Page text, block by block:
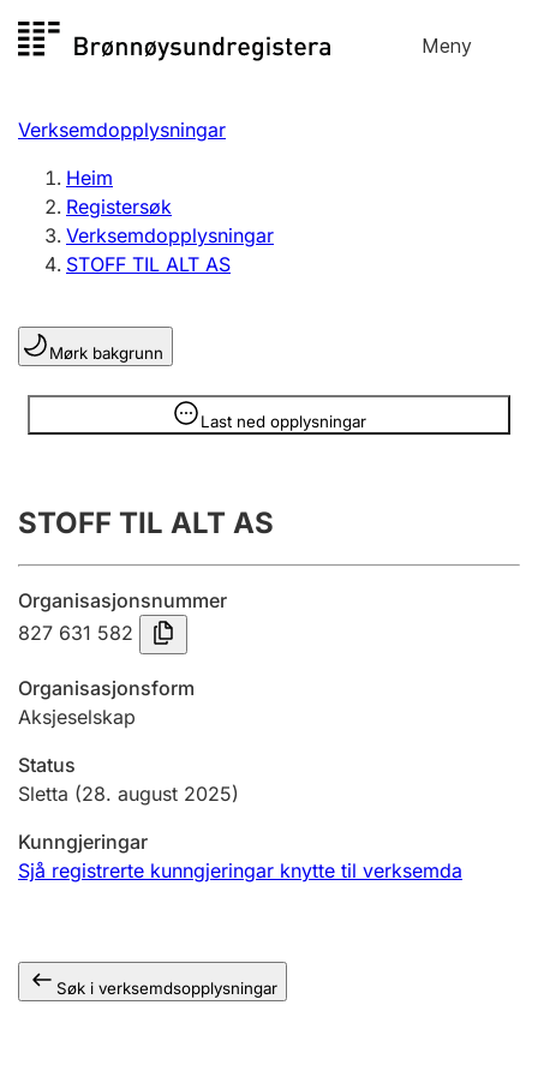
til
Meny
Registersøk
Aksjeselskap
Enkeltpersonføretak
Registrere, endre, slette
Lag og foreining
Registrere, endre, slette
Innsending og forseinkingsgebyr
Tinglysing
Jeger
Andre tema
Verksemdopplysningar
Heim
Registersøk
Verksemdopplysningar
STOFF TIL ALT AS
Mørk bakgrunn
Last ned opplysningar
Opplysninger er skjult
STOFF TIL ALT AS
Organisasjonsnummer
827 631 582
Organisasjonsform
Aksjeselskap
Status
Sletta (28. august 2025)
Kunngjeringar
Sjå registrerte kunngjeringar knytte til verksemda
Søk i verksemdsopplysningar